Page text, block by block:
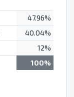
47.96%
40.04%
12%
100%